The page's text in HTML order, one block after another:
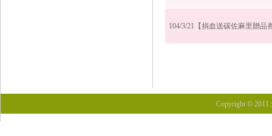
104/3/21【捐血送碳佐麻里贈品
Copyright © 2011